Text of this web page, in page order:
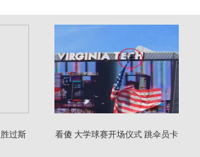
过斯
看傻 大学球赛开场仪式 跳伞员卡